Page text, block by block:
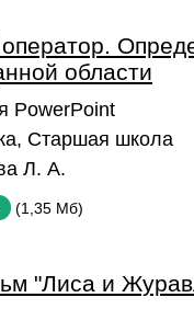
области
PowerPoint
, Старшая школа
Л. А.
(1,35 Мб)
"Лиса и